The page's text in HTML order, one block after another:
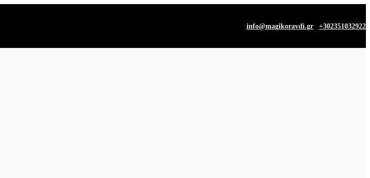
info@magikoravdi.gr +302351032922